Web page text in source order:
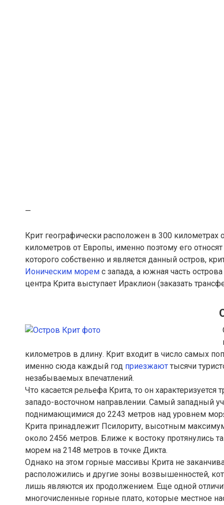
—
Крит географически расположен в 300 километрах
километров от Европы, именно поэтому его
которого собственно и является данный остров,
Ионическим морем с запада, а южная часть
центра Крита выступает Ираклион (заказать
километров в длину. Крит входит в число самых
именно сюда каждый год приезжают тысячи
незабываемых впечатлений.
Что касается рельефа Крита, то он
западо-восточном направлении. Самый западный
поднимающимися до 2243 метров над уровнем
Крита принадлежит Псилориту, высотным
около 2456 метров. Ближе к востоку
морем на 2148 метров в точке Дикта.
Однако на этом горные массивы Крита не
расположились и другие зоны возвышенностей,
лишь являются их продолжением. Еще одной
многочисленные горные плато, которые местное